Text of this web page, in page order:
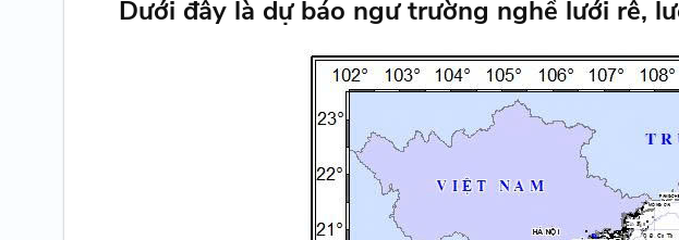
Dưới đây là dự báo ngư trường nghề lưới rê,